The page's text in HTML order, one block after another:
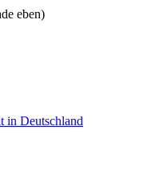
eben)
in Deutschland